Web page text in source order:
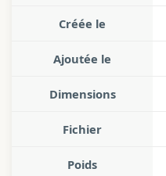
Créée le
Ajoutée le
Dimensions
Fichier
Poids